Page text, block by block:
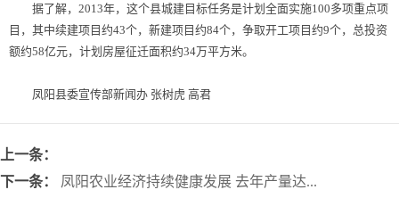
据了解，2013年，这个县城建目标任务是计划全面实施100多项重点项
目，其中续建项目约43个，新建项目约84个，争取开工项目约9个，总投资
额约58亿元，计划房屋征迁面积约34万平方米。
凤阳县委宣传部新闻办 张树虎 高君
上一条：
下一条：
凤阳农业经济持续健康发展 去年产量达...